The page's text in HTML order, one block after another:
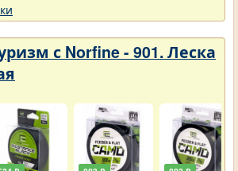
с Norfine - 901. Леска